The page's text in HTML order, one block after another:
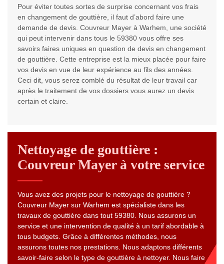
Pour éviter toutes sortes de surprise concernant vos frais
en changement de gouttière, il faut d’abord faire une
demande de devis. Couvreur Mayer à Warhem, une société
qui peut intervenir dans tous le 59380 vous offre ses
savoirs faires uniques en question de devis en changement
de gouttière. Cette entreprise est la mieux placée pour faire
vos devis en vue de leur expérience au fils des années.
Ceci dit, vous serez comblé du résultat de leur travail car
après le traitement de vos dossiers vous aurez un devis
certain et claire.
Nettoyage de gouttière :
Couvreur Mayer à votre service
Vous avez des projets pour le nettoyage de gouttière ?
Couvreur Mayer sur Warhem est spécialiste dans les
travaux de gouttière dans tout 59380. Nous assurons un
service et une intervention de qualité à un tarif abordable à
tous budgets. Grâce à différentes méthodes, nous
assurons toutes nos prestations. Nous adaptons différents
savoir-faire selon le type de gouttière à nettoyer. Nous faire